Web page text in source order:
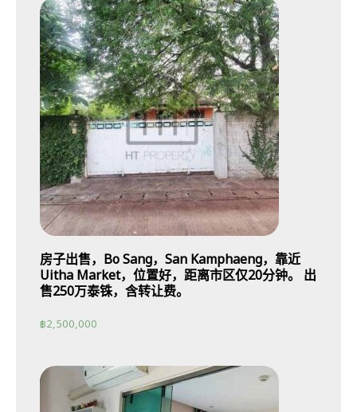
房子出售，Bo Sang，San Kamphaeng，靠近
Uitha Market，位置好，距离市区仅20分钟。 出
售250万泰铢，含转让费。
฿2,500,000